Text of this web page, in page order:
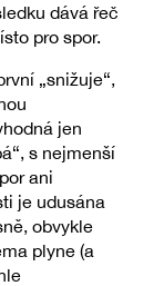
dává řeč
pro spor.
„snižuje“,
jen
s nejmenší
ani
je udusána
obvykle
plyne (a